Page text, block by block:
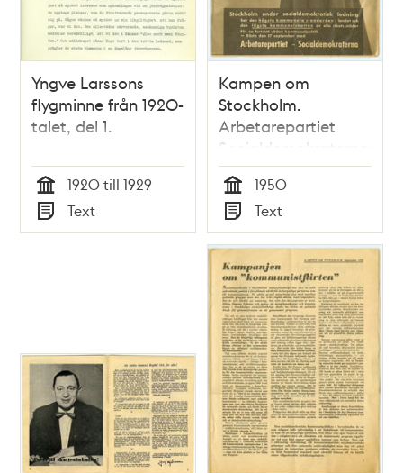
Yngve Larssons
flygminne från 1920-
talet, del 1.
Tid
1920 till 1929
Typ
Text
Kampen om
Stockholm.
Arbetarepartiet
Socialdemokraternas
valtidning 1950
Tid
1950
Typ
Text